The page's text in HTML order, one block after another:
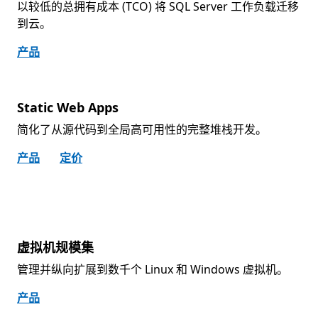
以较低的总拥有成本 (TCO) 将 SQL Server 工作负载迁移
到云。
产品
Static Web Apps
简化了从源代码到全局高可用性的完整堆栈开发。
产品
定价
虚拟机规模集
管理并纵向扩展到数千个 Linux 和 Windows 虚拟机。
产品